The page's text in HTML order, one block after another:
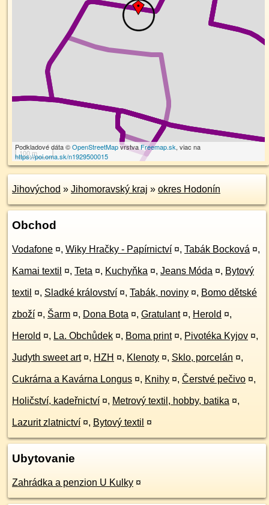
100 m
Podkladové dáta ©OpenStreetMapvrstvaFreemap.sk, viac na
https://poi.oma.sk/n1929500015
Jihovýchod » Jihomoravský kraj » okres Hodonín
Obchod
Vodafone ¤, Wiky Hračky - Papírnictví ¤, Tabák Bocková ¤,
Kamai textil ¤, Teta ¤, Kuchyňka ¤, Jeans Móda ¤, Bytový
textil ¤, Sladké království ¤, Tabák, noviny ¤, Bomo dětské
zboží ¤, Šarm ¤, Dona Bota ¤, Gratulant ¤, Herold ¤,
Herold ¤, La. Obchůdek ¤, Boma print ¤, Pivotéka Kyjov ¤,
Judyth sweet art ¤, HZH ¤, Klenoty ¤, Sklo, porcelán ¤,
Cukrárna a Kavárna Longus ¤, Knihy ¤, Čerstvé pečivo ¤,
Holičství, kadeřnictví ¤, Metrový textil, hobby, batika ¤,
Lazurit zlatnictví ¤, Bytový textil ¤
Ubytovanie
Zahrádka a penzion U Kulky ¤